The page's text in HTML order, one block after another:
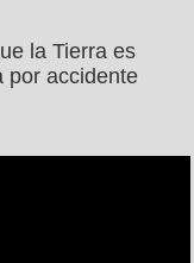
la Tierra es
por accidente